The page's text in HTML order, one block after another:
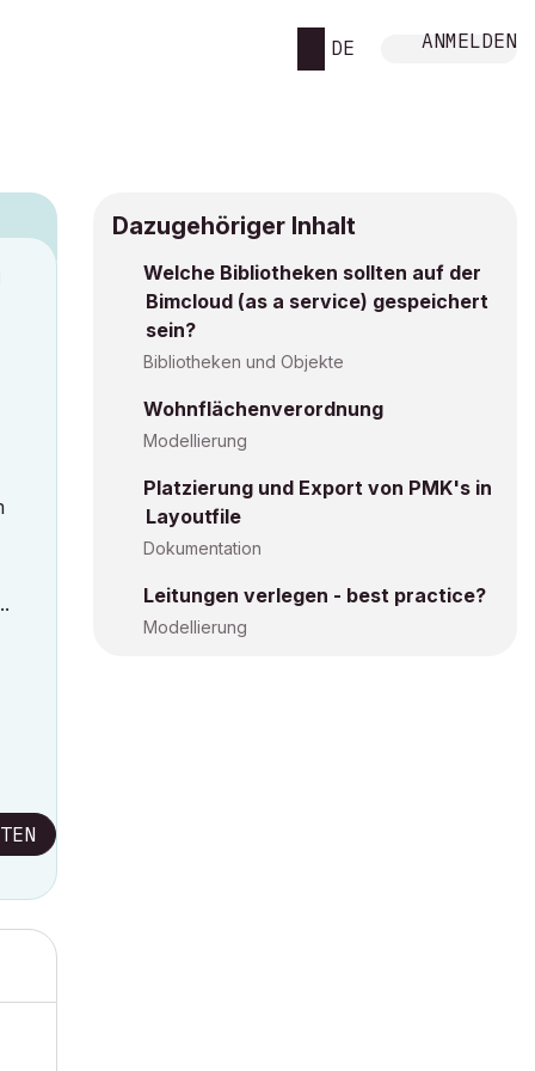
DE ANMELDEN
Dazugehöriger Inhalt
Welche Bibliotheken sollten auf der
Bimcloud (as a service) gespeichert
sein?
Bibliotheken und Objekte
Wohnflächenverordnung
Modellierung
Platzierung und Export von PMK's in
Layoutfile
Dokumentation
Leitungen verlegen - best practice?
Modellierung